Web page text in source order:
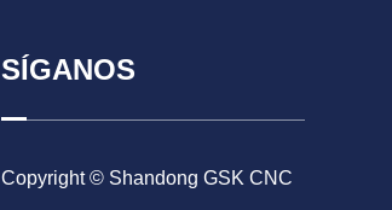
SÍGANOS
Copyright © Shandong GSK CNC